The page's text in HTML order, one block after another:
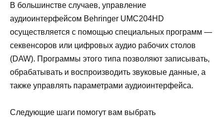
В большинстве случаев, управление
аудиоинтерфейсом Behringer UMC204HD
осуществляется с помощью специальных программ —
секвенсоров или цифровых аудио рабочих столов
(DAW). Программы этого типа позволяют записывать,
обрабатывать и воспроизводить звуковые данные, а
также управлять параметрами аудиоинтерфейса.
Следующие шаги помогут вам выбрать